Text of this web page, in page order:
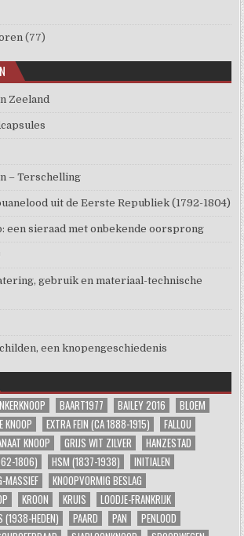
(77)
Zeeland
– Terschelling
uit de Eerste Republiek (1792-1804)
een sieraad met onbekende oorsprong
gebruik en materiaal-technische
een knopengeschiedenis
BAART1977 BAILEY 2016
BLOEM
KNOOP EXTRA FEIN (CA 1888-1915)
FALLOU
KNOOP GRIJS WIT ZILVER
HANZESTAD
1806)
HSM (1837-1938)
INITIALEN
MASSIEF
KNOOPVORMIG BESLAG
KROON KRUIS
LOODJE-FRANKRIJK
(1938-HEDEN) PAARD PAN
PENLOOD